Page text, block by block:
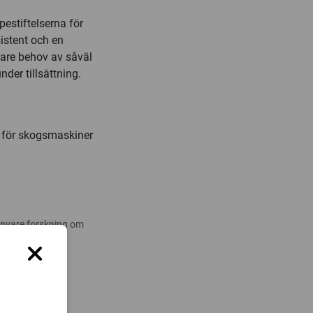
för
och en
behov av såväl
tillsättning.
skogsmaskiner
forskning om